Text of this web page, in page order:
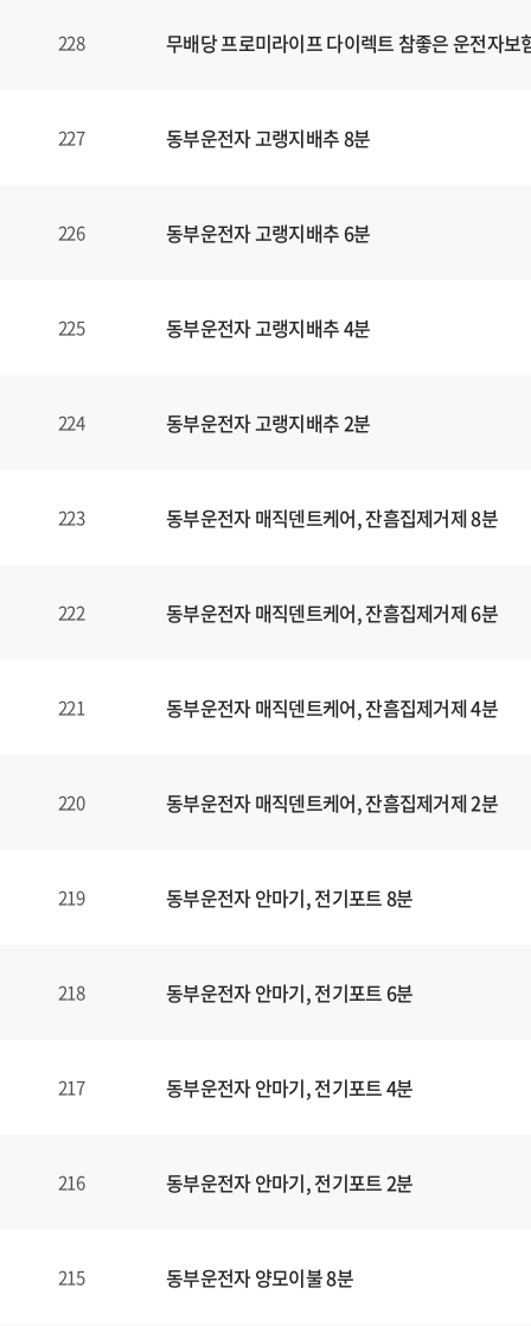
228 무배당 프로미라이프 다이렉트 참좋은 운전자보
227 동부운전자 고랭지배추 8분
226 동부운전자 고랭지배추 6분
225 동부운전자 고랭지배추 4분
224 동부운전자 고랭지배추 2분
223 동부운전자 매직덴트케어, 잔흠집제거제 8분
222 동부운전자 매직덴트케어, 잔흠집제거제 6분
221 동부운전자 매직덴트케어, 잔흠집제거제 4분
220 동부운전자 매직덴트케어, 잔흠집제거제 2분
219 동부운전자 안마기, 전기포트 8분
218 동부운전자 안마기, 전기포트 6분
217 동부운전자 안마기, 전기포트 4분
216 동부운전자 안마기, 전기포트 2분
215 동부운전자 양모이불 8분